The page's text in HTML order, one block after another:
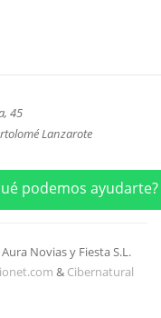
podemos ayudarte?
45
Lanzarote
672 23 16 32
Novias y Fiesta S.L.
& Cibernatural